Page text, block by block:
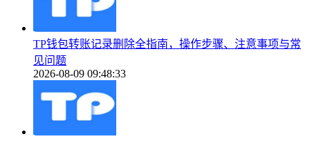
TP钱包转账记录删除全指南，操作步骤、注意事项与常
见问题
2026-08-09 09:48:33